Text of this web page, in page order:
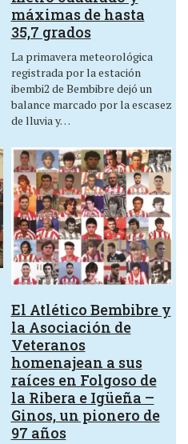
máximas de hasta
35,7 grados
La primavera meteorológica
registrada por la estación
ibembi2 de Bembibre dejó un
balance marcado por la escasez
de lluvia y…
El Atlético Bembibre y
la Asociación de
Veteranos
homenajean a sus
raíces en Folgoso de
la Ribera e Igüeña –
Ginos, un pionero de
97 años